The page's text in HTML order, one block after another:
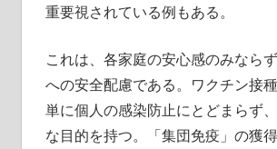
重要視されている例もある。
これは、各家庭の安心感のみなら
への安全配慮である。ワクチン接種
単に個人の感染防止にとどまらず
な目的を持つ。「集団免疫」の獲